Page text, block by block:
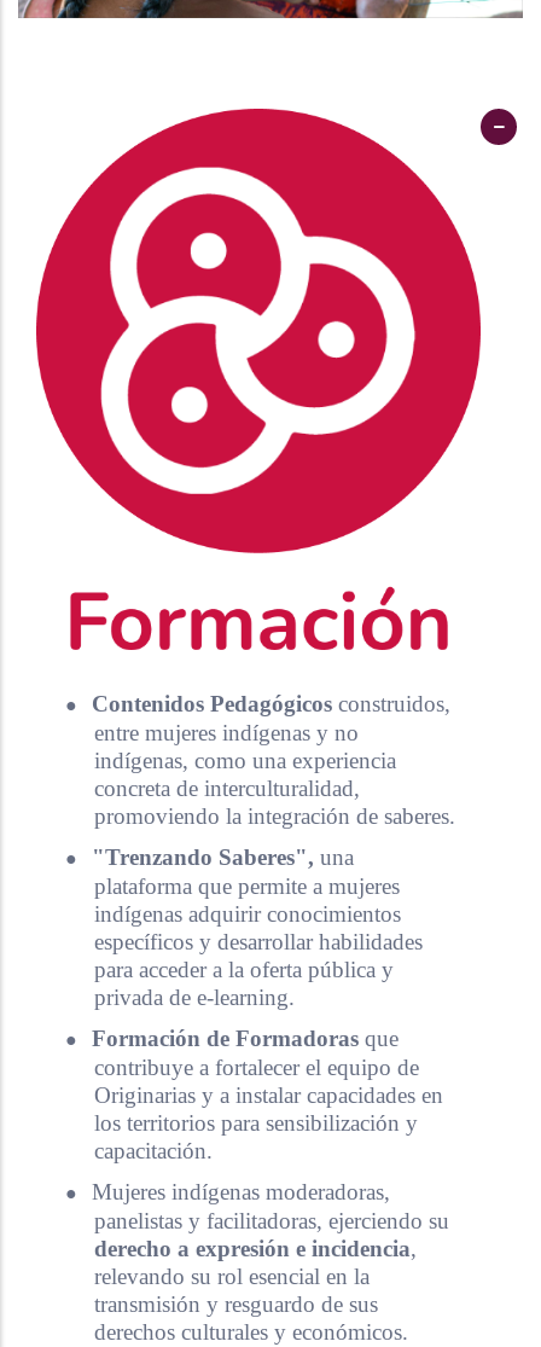
● Contenidos Pedagógicos construidos,
entre mujeres indígenas y no
indígenas, como una experiencia
concreta de interculturalidad,
promoviendo la integración de saberes.
● "Trenzando Saberes", una
plataforma que permite a mujeres
indígenas adquirir conocimientos
específicos y desarrollar habilidades
para acceder a la oferta pública y
privada de e-learning.
● Formación de Formadoras que
contribuye a fortalecer el equipo de
Originarias y a instalar capacidades en
los territorios para sensibilización y
capacitación.
●
Mujeres indígenas moderadoras,
panelistas y facilitadoras, ejerciendo su
derecho a expresión e incidencia,
relevando su rol esencial en la
transmisión y resguardo de sus
derechos culturales y económicos.